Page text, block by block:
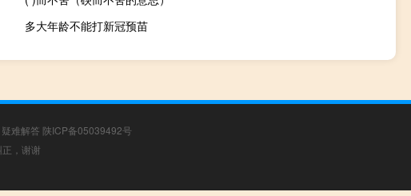
多大年龄不能打新冠预苗
疑难解答 陕ICP备05039492号
，谢谢